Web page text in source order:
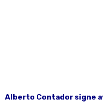
Alberto Contador signe